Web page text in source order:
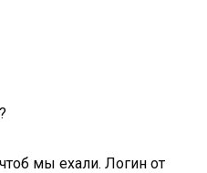
мы ехали. Логин от